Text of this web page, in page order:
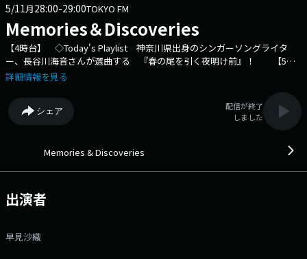
5/11月28:00-29:00TOKYO FM
Memories＆Discoveries
【4時台】 ◇Today's Playlist 神奈川県出身のシンガーソングライタ
ー、長谷川海音さんが選曲する 『春の尾を引く夜明け前』！ 【5時
台】 ◇Classic Playlist ピアニストの坂本真由美さんが、 『10本の指
活躍するミュージシャン、著名クリエイター、文化人が、それぞれのリコ
メンド楽曲で素敵な音楽空間をプロデュース。 懐かしさを感じるナンバ
ー、新たな出会いとなるようなナンバー等、幅広い世代に、時代を超えた
pods.com/program/27337 メッセージフォーム：
詳細情報を見る
シェア
配信が終了
しました
Memories & Discoveries
出演者
早見沙織